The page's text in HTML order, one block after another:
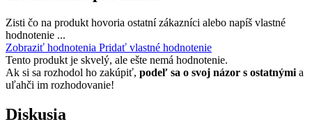
Zisti čo na produkt hovoria ostatní zákazníci alebo napíš vlastné
hodnotenie ...
Zobraziť hodnotenia Pridať vlastné hodnotenie
Tento produkt je skvelý, ale ešte nemá hodnotenie.
Ak si sa rozhodol ho zakúpiť, podeľ sa o svoj názor s ostatnými a
uľahči im rozhodovanie!
Diskusia